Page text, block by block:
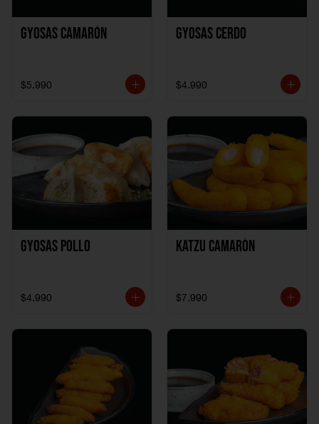
Gyosas Camarón
$5.990
Gyosas Cerdo
$4.990
Gyosas Pollo
$4.990
Katzu Camarón
$7.990